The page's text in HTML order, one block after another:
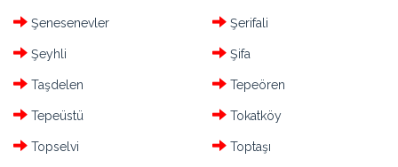
Şenesenevler Şerifali
Şeyhli Şifa
Taşdelen Tepeören
Tepeüstü Tokatköy
Topselvi Toptaşı